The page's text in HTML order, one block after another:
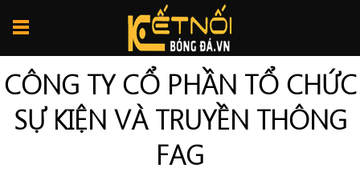
CÔNG TY CỔ PHẦN TỔ CHỨC
SỰ KIỆN VÀ TRUYỀN THÔNG
FAG